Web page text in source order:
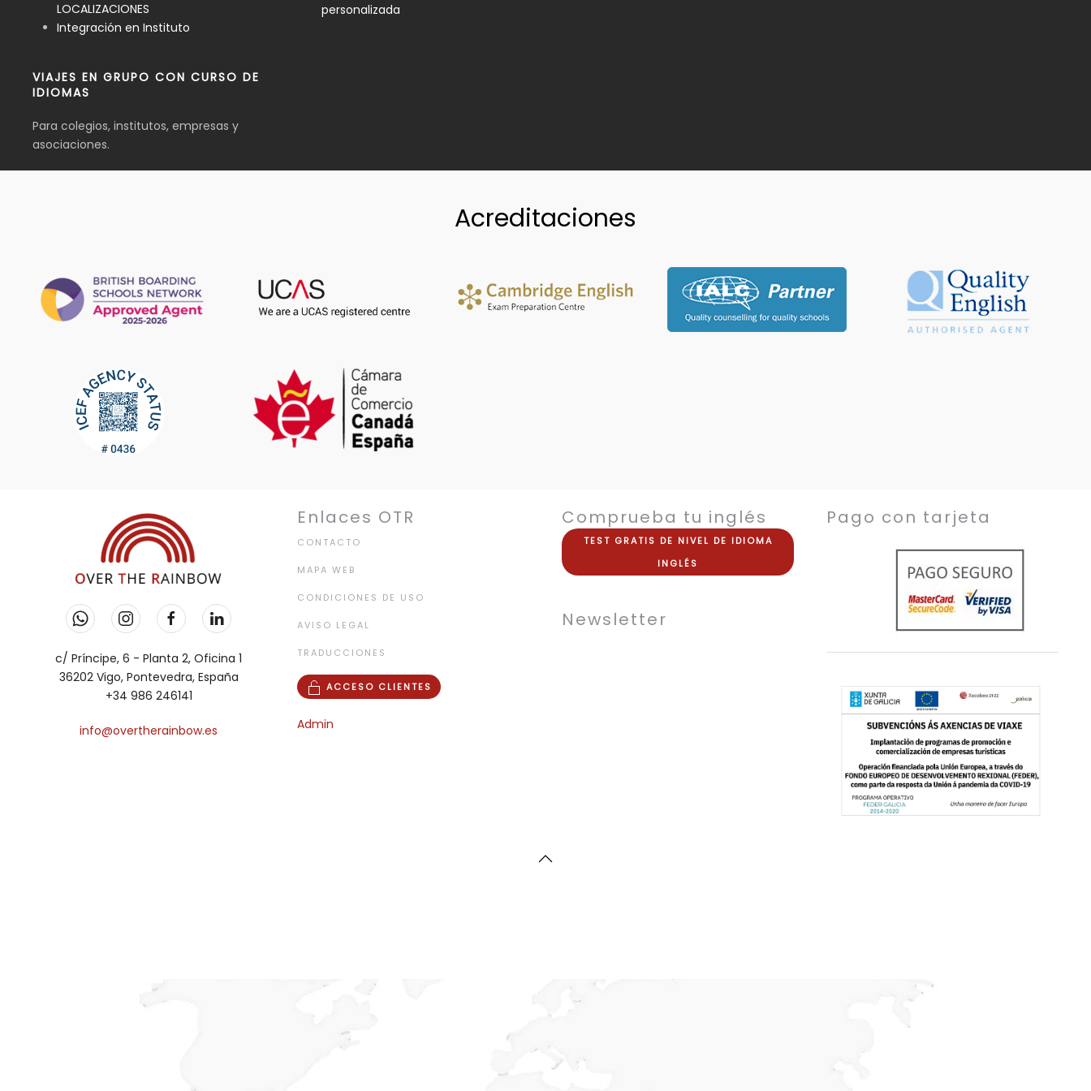
LOCALIZACIONES
Integración en Instituto
VIAJES EN GRUPO CON CURSO DE
IDIOMAS
Para colegios, institutos, empresas y
asociaciones.
personalizada
Acreditaciones
c/ Príncipe, 6 - Planta 2, Oficina 1
36202 Vigo, Pontevedra, España
+34 986 246141
info@overtherainbow.es
Enlaces OTR
CONTACTO
MAPA WEB
CONDICIONES DE USO
AVISO LEGAL
TRADUCCIONES
ACCESO CLIENTES
Admin
Comprueba tu inglés
TEST GRATIS DE NIVEL DE IDIOMA
INGLÉS
Newsletter
Pago con tarjeta